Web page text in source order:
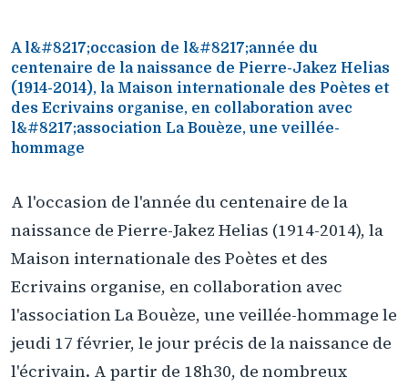
A l&#8217;occasion de l&#8217;année du
centenaire de la naissance de Pierre-Jakez Helias
(1914-2014), la Maison internationale des Poètes et
des Ecrivains organise, en collaboration avec
l&#8217;association La Bouèze, une veillée-
hommage
A l'occasion de l'année du centenaire de la
naissance de Pierre-Jakez Helias (1914-2014), la
Maison internationale des Poètes et des
Ecrivains organise, en collaboration avec
l'association La Bouèze, une veillée-hommage le
jeudi 17 février, le jour précis de la naissance de
l'écrivain. A partir de 18h30, de nombreux